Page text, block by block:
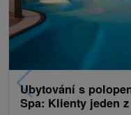
Ubytování s
Spa: Klienty jeden